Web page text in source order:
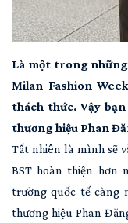
Là một trong
Milan Fashion
thách thức. Vậy
thương hiệu Phan
Tất nhiên là mình sẽ
BST hoàn thiện hơn
trường quốc tế càng
thương hiệu Phan